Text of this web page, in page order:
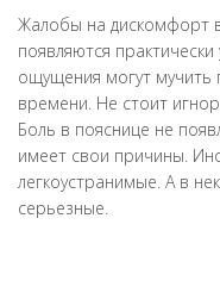
Жалобы на дискомфорт
появляются
ощущения могут мучить
времени. Не стоит
Боль в пояснице не
имеет свои причины.
легкоустранимые. А в
серьезные.